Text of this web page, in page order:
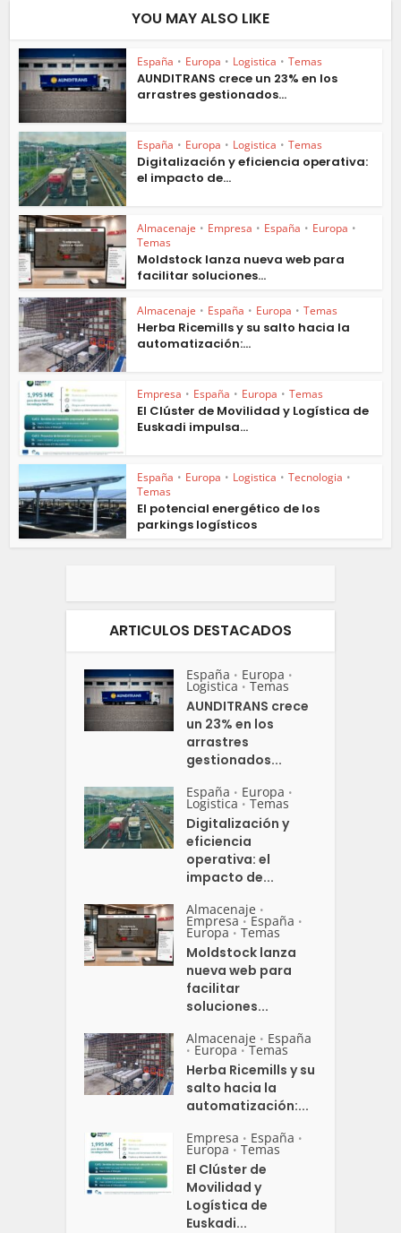
YOU MAY ALSO LIKE
España • Europa • Logistica • Temas
AUNDITRANS crece un 23% en los
arrastres gestionados...
España • Europa • Logistica • Temas
Digitalización y eficiencia operativa:
el impacto de...
Almacenaje • Empresa • España • Europa •
Temas
Moldstock lanza nueva web para
facilitar soluciones...
Almacenaje • España • Europa • Temas
Herba Ricemills y su salto hacia la
automatización:...
Empresa • España • Europa • Temas
El Clúster de Movilidad y Logística de
Euskadi impulsa...
España • Europa • Logistica • Tecnologia •
Temas
El potencial energético de los
parkings logísticos
ARTICULOS DESTACADOS
España • Europa •
Logistica • Temas
AUNDITRANS crece
un 23% en los
arrastres
gestionados...
España • Europa •
Logistica • Temas
Digitalización y
eficiencia
operativa: el
impacto de...
Almacenaje •
Empresa • España •
Europa • Temas
Moldstock lanza
nueva web para
facilitar
soluciones...
Almacenaje • España
• Europa • Temas
Herba Ricemills y su
salto hacia la
automatización:...
Empresa • España •
Europa • Temas
El Clúster de
Movilidad y
Logística de
Euskadi...